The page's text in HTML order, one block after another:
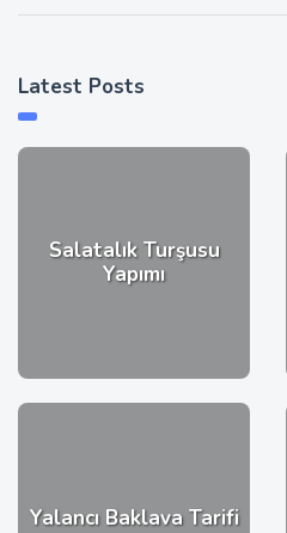
Latest Posts
Salatalık Turşusu
Yapımı
Yalancı Baklava Tarifi